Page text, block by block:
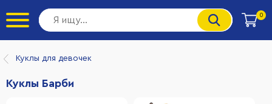
0
Куклы для девочек
Куклы Барби